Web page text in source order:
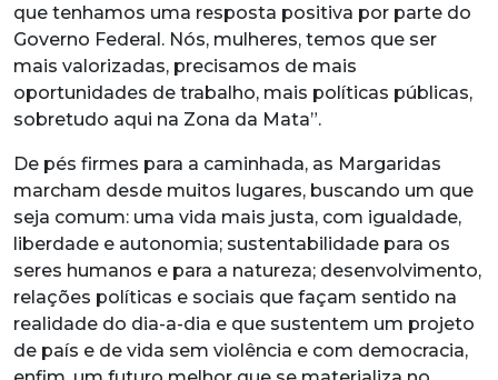
que tenhamos uma resposta positiva por parte do
Governo Federal. Nós, mulheres, temos que ser
mais valorizadas, precisamos de mais
oportunidades de trabalho, mais políticas públicas,
sobretudo aqui na Zona da Mata”.
De pés firmes para a caminhada, as Margaridas
marcham desde muitos lugares, buscando um que
seja comum: uma vida mais justa, com igualdade,
liberdade e autonomia; sustentabilidade para os
seres humanos e para a natureza; desenvolvimento,
relações políticas e sociais que façam sentido na
realidade do dia-a-dia e que sustentem um projeto
de país e de vida sem violência e com democracia,